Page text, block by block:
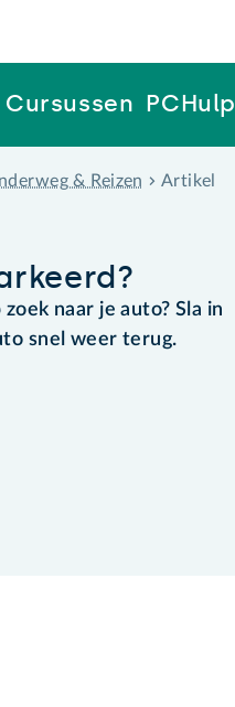
Cursussen PCHulp
& Reizen Artikel
naar je auto? Sla in
snel weer terug.